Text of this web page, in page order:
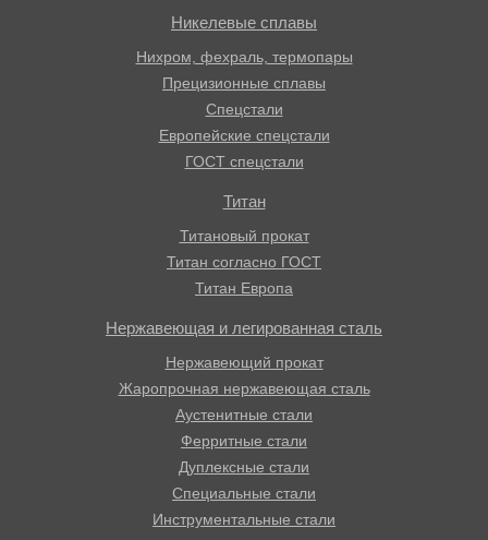
Никелевые сплавы
Нихром, фехраль, термопары
Прецизионные сплавы
Спецстали
Европейские спецстали
ГОСТ спецстали
Титан
Титановый прокат
Титан согласно ГОСТ
Титан Европа
Нержавеющая и легированная сталь
Нержавеющий прокат
Жаропрочная нержавеющая сталь
Аустенитные стали
Ферритные стали
Дуплексные стали
Специальные стали
Инструментальные стали